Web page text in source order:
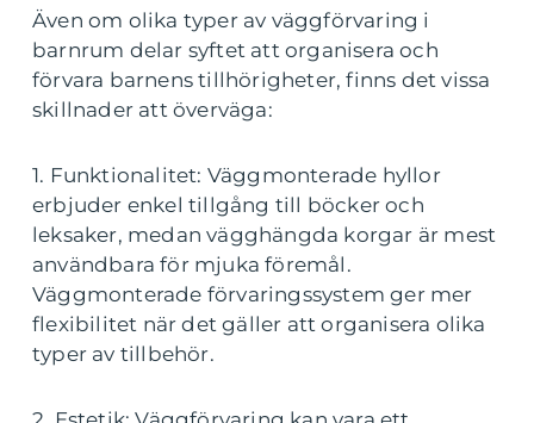
Även om olika typer av väggförvaring i
barnrum delar syftet att organisera och
förvara barnens tillhörigheter, finns det vissa
skillnader att överväga:
1. Funktionalitet: Väggmonterade hyllor
erbjuder enkel tillgång till böcker och
leksaker, medan vägghängda korgar är mest
användbara för mjuka föremål.
Väggmonterade förvaringssystem ger mer
flexibilitet när det gäller att organisera olika
typer av tillbehör.